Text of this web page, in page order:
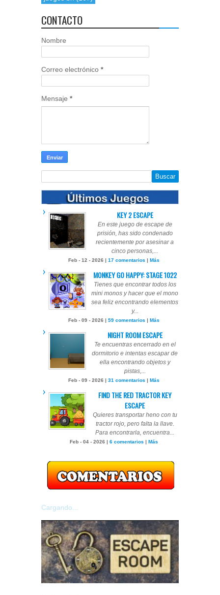
CONTACTO
Nombre
Correo electrónico *
Mensaje *
KEY 2 ESCAPE
En este juego de escape de
prisión, has sido condenado
recientemente por asesinar a
cinco personas,...
Feb - 12 - 2026 | 17 comentarios Más
MONKEY GO HAPPY: STAGE 1022
Tienes que encontrar todos los
mini monos y hacer que el mono
sea feliz encontrando elementos
y...
Feb - 09 - 2026 | 59 comentarios Más
NIGHT ROOM ESCAPE
Te encuentras encerrado en el
dormitorio e intentas escapar de
ella encontrando objetos y
pistas,...
Feb - 09 - 2026 | 31 comentarios Más
FIND THE RED TRACTOR KEY
ESCAPE
Quieres transportar heno con tu
tractor rojo, pero falta la llave.
Para encontrarla, encuentra...
Feb - 04 - 2026 | 6 comentarios Más
Cargando...